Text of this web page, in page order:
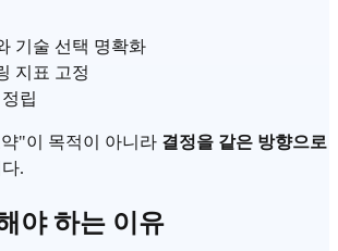
기술 선택 명확화
지표 고정
립
"이 목적이 아니라 결정을 같은 방향으로
.
야 하는 이유